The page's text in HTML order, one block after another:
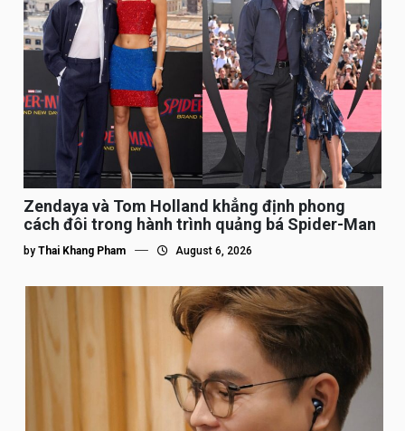
Zendaya và Tom Holland khẳng định phong
cách đôi trong hành trình quảng bá Spider-Man
by Thai Khang Pham August 6, 2026